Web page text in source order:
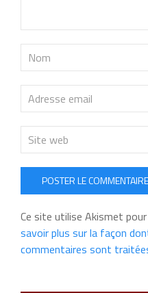
POSTER LE COMMENTAIRE
Ce site utilise Akismet
savoir plus sur la façon
commentaires sont